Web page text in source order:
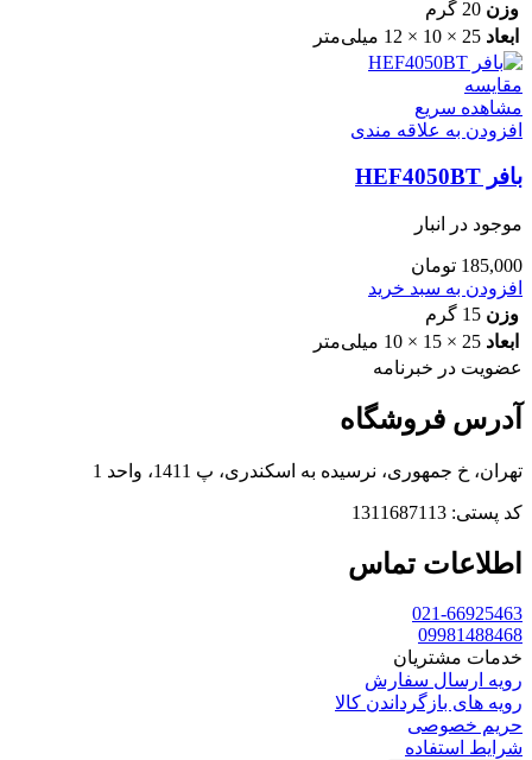
وزن 20 گرم
ابعاد 25 × 10 × 12 میلی‌متر
مقایسه
مشاهده سریع
افزودن به علاقه مندی
بافر HEF4050BT
موجود در انبار
185,000 تومان
افزودن به سبد خرید
وزن 15 گرم
ابعاد 25 × 15 × 10 میلی‌متر
عضویت در خبرنامه
آدرس فروشگاه
تهران، خ جمهوری، نرسیده به اسکندری، پ 1411، واحد 1
کد پستی: 1311687113
اطلاعات تماس
021-66925463
09981488468
خدمات مشتریان
رویه ارسال سفارش
رویه های بازگرداندن کالا
حریم خصوصی
شرایط استفاده